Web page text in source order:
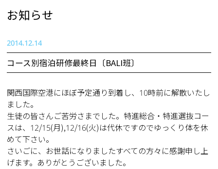
お知らせ
2014.12.14
コース別宿泊研修最終日〔BALI班〕
関西国際空港にほぼ予定通り到着し、10時前に解散いたし
ました。
生徒の皆さんご苦労さまでした。特進総合・特進選抜コー
スは、12/15(月),12/16(火)は代休ですのでゆっくり体を休
めて下さい。
さいごに、お世話になりましたすべての方々に感謝申し上
げます。ありがとうございました。